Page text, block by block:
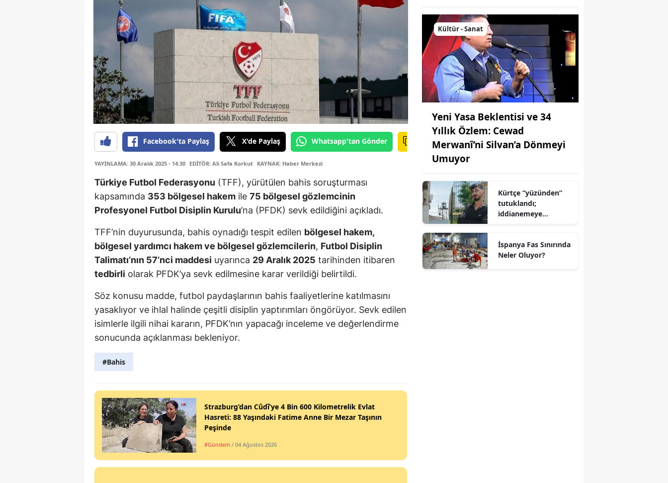
Facebook'ta Paylaş X'de Paylaş Whatsapp'tan Gönder
YAYINLAMA: 30 Aralık 2025 - 14:30 EDİTÖR: Ali Safa Korkut KAYNAK: Haber Merkezi
Türkiye Futbol Federasyonu (TFF), yürütülen bahis soruşturması
kapsamında 353 bölgesel hakem ile 75 bölgesel gözlemcinin
Profesyonel Futbol Disiplin Kurulu’na (PFDK) sevk edildiğini açıkladı.
TFF’nin duyurusunda, bahis oynadığı tespit edilen bölgesel hakem,
bölgesel yardımcı hakem ve bölgesel gözlemcilerin, Futbol Disiplin
Talimatı’nın 57’nci maddesi uyarınca 29 Aralık 2025 tarihinden itibaren
tedbirli olarak PFDK’ya sevk edilmesine karar verildiği belirtildi.
Söz konusu madde, futbol paydaşlarının bahis faaliyetlerine katılmasını
yasaklıyor ve ihlal halinde çeşitli disiplin yaptırımları öngörüyor. Sevk edilen
isimlerle ilgili nihai kararın, PFDK’nın yapacağı inceleme ve değerlendirme
sonucunda açıklanması bekleniyor.
#Bahis
Strazburg’dan Cûdî’ye 4 Bin 600 Kilometrelik Evlat
Hasreti: 88 Yaşındaki Fatime Anne Bir Mezar Taşının
Peşinde
#Gündem / 04 Ağustos 2026
Kültür - Sanat
Yeni Yasa Beklentisi ve 34
Yıllık Özlem: Cewad
Merwanî’ni Silvan’a Dönmeyi
Umuyor
Kürtçe “yüzünden”
tutuklandı;
iddianemeye
İspanya Fas Sınırında
Neler Oluyor?